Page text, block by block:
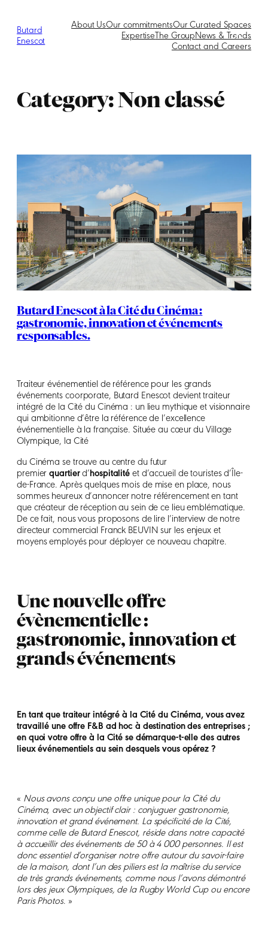
content
Butard
Enescot
About UsOur commitmentsOur Curated Spaces
Expertise The GroupNews & Trends
Contact and Careers
Category:Non classé
Butard Enescot à la Cité du Cinéma :
gastronomie, innovation et événements
responsables.
Traiteur événementiel de référence pour les grands
événements coorporate, Butard Enescot devient traiteur
intégré de la Cité du Cinéma : un lieu mythique et visionnaire
qui ambitionne d’être la référence de l’excellence
événementielle à la française. Située au cœur du Village
Olympique, la Cité
du Cinéma se trouve au centre du futur
premierquartierd’hospitalité et d’accueil de touristes d’Île-
de-France. Après quelques mois de mise en place, nous
sommes heureux d’annoncer notre référencement en tant
que créateur de réception au sein de ce lieu emblématique.
De ce fait, nous vous proposons de lire l’interview de notre
directeur commercial Franck BEUVIN sur les enjeux et
moyens employés pour déployer ce nouveau chapitre.
Une nouvelle offre
évènementielle :
gastronomie, innovation et
grands événements
En tant que traiteur intégré à la Cité du Cinéma, vous avez
travaillé une offre F&B ad hoc à destination des entreprises ;
en quoi votre offre à la Cité se démarque-t-elle des autres
lieux événementiels au sein desquels vous opérez ?
« Nous avons conçu une offre unique pour la Cité du
Cinéma, avec un objectif clair : conjuguer gastronomie,
innovation et grand événement. La spécificité de la Cité,
comme celle de Butard Enescot, réside dans notre capacité
à accueillir des événements de 50 à 4 000 personnes. Il est
donc essentiel d’organiser notre offre autour du savoir-faire
de la maison, dont l’un des piliers est la maîtrise du service
de très grands événements, comme nous l’avons démontré
lors des jeux Olympiques, de la Rugby World Cup ou encore
Paris Photos. »